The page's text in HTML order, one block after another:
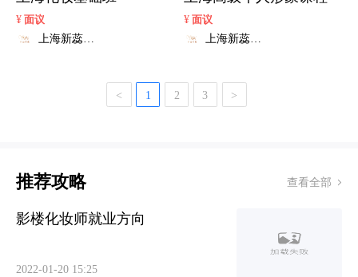
¥ 面议
上海新蕊化
¥ 面议
上海新蕊化
< 1 2 3 >
推荐攻略 查看全部
影楼化妆师就业方向
2022-01-20 15:25